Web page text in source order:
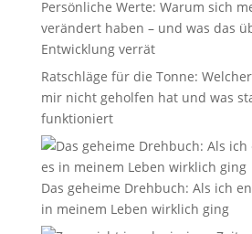
Persönliche Werte: Warum sich
verändert haben – und was das
Entwicklung verrät
Ratschläge für die Tonne:
mir nicht geholfen hat und was
funktioniert
Das geheime Drehbuch: Als ich
in meinem Leben wirklich ging